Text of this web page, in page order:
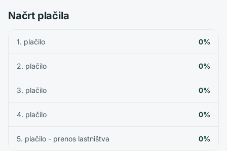
Načrt plačila
1. plačilo 0%
2. plačilo 0%
3. plačilo 0%
4. plačilo 0%
5. plačilo - prenos lastništva 0%